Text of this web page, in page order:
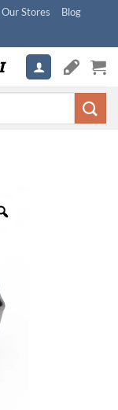
Our Stores
Blog